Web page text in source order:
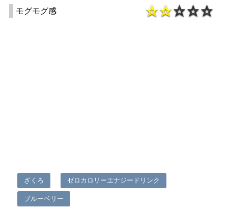
モグモグ感
ざくろ ゼロカロリーエナジードリンク
ブルーベリー